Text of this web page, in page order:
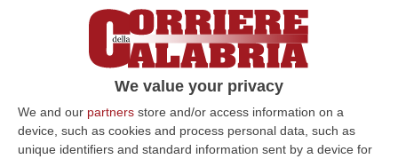
We value your privacy
We and our partners store and/or access information on a
device, such as cookies and process personal data, such as
unique identifiers and standard information sent by a device for
il triennio 2026-2028: è la sfida della
“capacità amministrativa”per la Cittadella,
ed è contenuta nel “Piao”, il piano di
programmazione adottato dalla Giunta di
recente. Il documento al solito individua punti
di forza e di debolezza, nella fotografia dello